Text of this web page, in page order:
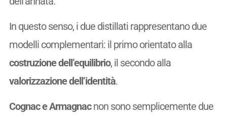
In questo senso, i due distillati rappresentano due
modelli complementari: il primo orientato alla
costruzione dell’equilibrio, il secondo alla
valorizzazione dell’identità.
Cognac e Armagnacnon sono semplicemente due